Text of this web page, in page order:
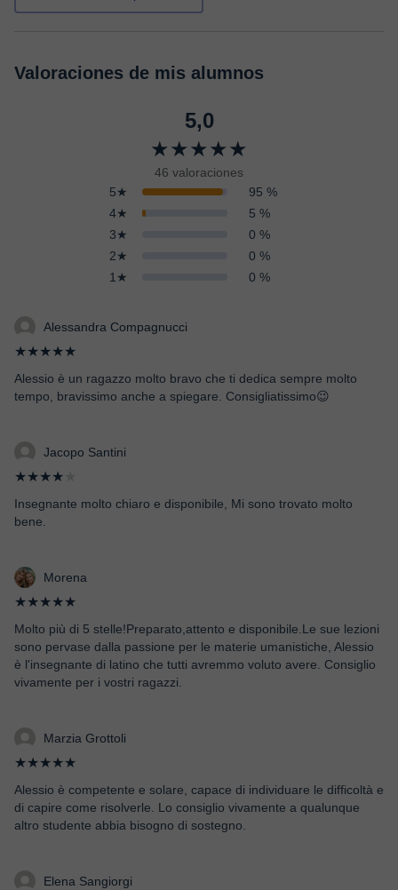
Valoraciones de mis alumnos
5,0
★★★★★
46 valoraciones
5★
95 %
4★
5 %
3★
0 %
2★
0 %
1★
0 %
Alessandra Compagnucci
★★★★★
Alessio è un ragazzo molto bravo che ti dedica sempre molto
tempo, bravissimo anche a spiegare. Consigliatissimo😉
Jacopo Santini
★★★★
Insegnante molto chiaro e disponibile, Mi sono trovato molto
bene.
Morena
★★★★★
Molto più di 5 stelle!Preparato,attento e disponibile.Le sue lezioni
sono pervase dalla passione per le materie umanistiche, Alessio
è l'insegnante di latino che tutti avremmo voluto avere. Consiglio
vivamente per i vostri ragazzi.
Marzia Grottoli
★★★★★
Alessio è competente e solare, capace di individuare le difficoltà e
di capire come risolverle. Lo consiglio vivamente a qualunque
altro studente abbia bisogno di sostegno.
Elena Sangiorgi